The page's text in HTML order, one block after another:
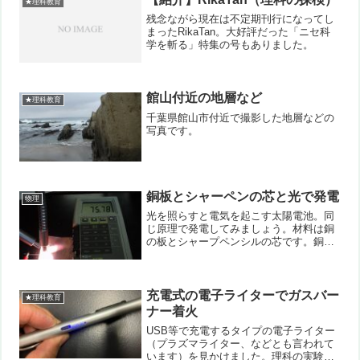
ンジン（石油のな...
残念ながら現在は不定期刊行になってし
まったRikaTan。大好評だった「ニセ科
学を斬る」特集の号もありました。
★理科教育 館山付近の地層など
千葉県館山市付近で撮影した地層などの
写真です。
物理 銅板とシャーペンの芯と光で発電
光を照らすと電気を起こす太陽電池。同
じ原理で発電してみましょう。材料は銅
の板とシャープペンシルの芯です。銅板
ます。そうすると、黒く...
★理科教育
充電式の電子ライターでガスバー
ナー着火
USB等で充電するタイプの電子ライター
（プラズマライター、などとも言われて
います）を見かけました。理科の実験で